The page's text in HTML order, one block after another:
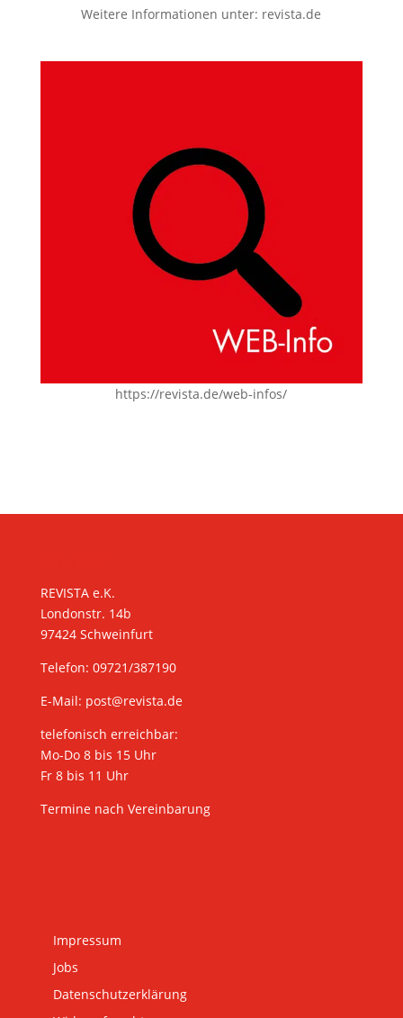
Weitere Informationen unter: revista.de
https://revista.de/web-infos/
REVISTA e.K.
Londonstr. 14b
97424 Schweinfurt
Telefon: 09721/387190
E-Mail: post@revista.de
telefonisch erreichbar:
Mo-Do 8 bis 15 Uhr
Fr 8 bis 11 Uhr
Termine nach Vereinbarung
Impressum
Jobs
Datenschutzerklärung